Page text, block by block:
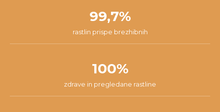
99,7%
rastlin prispe brezhibnih
100%
zdrave in pregledane rastline